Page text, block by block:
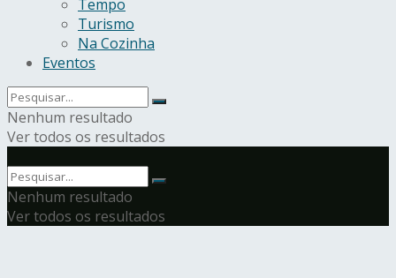
Tempo
Turismo
Na Cozinha
Eventos
Nenhum resultado
Ver todos os resultados
Nenhum resultado
Ver todos os resultados